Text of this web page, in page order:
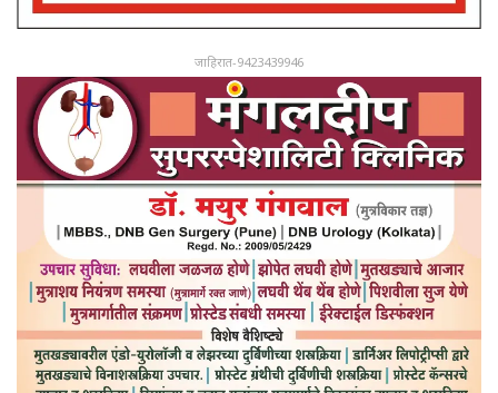
जाहिरात-9423439946